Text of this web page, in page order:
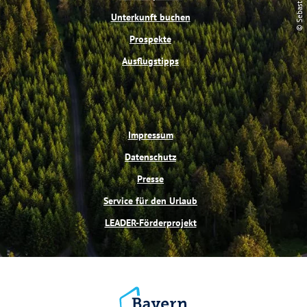
t m
Unterkunft buchen
Prospekte
Ausflugstipps
Impressum
Datenschutz
Presse
Service für den Urlaub
LEADER-Förderprojekt